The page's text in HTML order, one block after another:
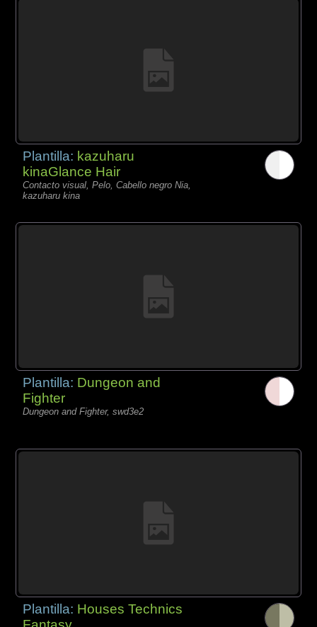
Plantilla: kazuharu
kinaGlance Hair
Contacto visual, Pelo, Cabello negro Nia,
kazuharu kina
Plantilla: Dungeon and
Fighter
Dungeon and Fighter, swd3e2
Plantilla: Houses Technics